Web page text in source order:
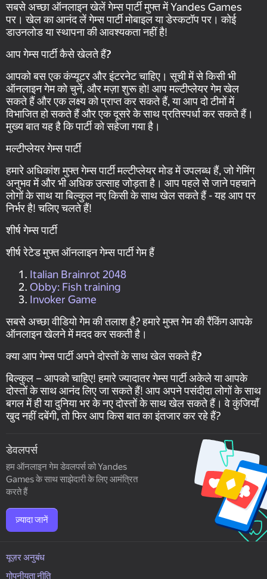
सबसे अच्छा ऑनलाइन खेलें गेम्स पार्टी मुफ्त में Yandes Games
पर। खेल का आनंद लें गेम्स पार्टी मोबाइल या डेस्कटॉप पर। कोई
डाउनलोड या स्थापना की आवश्यकता नहीं है!
आप गेम्स पार्टी कैसे खेलते हैं?
आपको बस एक कंप्यूटर और इंटरनेट चाहिए। सूची में से किसी भी
ऑनलाइन गेम को चुनें, और मज़ा शुरू हो! आप मल्टीप्लेयर गेम खेल
सकते हैं और एक लक्ष्य को प्राप्त कर सकते हैं, या आप दो टीमों में
विभाजित हो सकते हैं और एक दूसरे के साथ प्रतिस्पर्धा कर सकते हैं।
मुख्य बात यह है कि पार्टी को सहेजा गया है।
मल्टीप्लेयर गेम्स पार्टी
हमारे अधिकांश मुफ्त गेम्स पार्टी मल्टीप्लेयर मोड में उपलब्ध हैं, जो गेमिंग
अनुभव में और भी अधिक उत्साह जोड़ता है। आप पहले से जाने पहचाने
लोगों के साथ या बिल्कुल नए किसी के साथ खेल सकते हैं - यह आप पर
निर्भर है! चलिए चलते हैं!
शीर्ष गेम्स पार्टी
शीर्ष रेटेड मुफ्त ऑनलाइन गेम्स पार्टी गेम हैं
Italian Brainrot 2048
Obby: Fish training
Invoker Game
सबसे अच्छा वीडियो गेम की तलाश है? हमारे मुफ्त गेम की रैंकिंग आपके
ऑनलाइन खेलने में मदद कर सकती है।
क्या आप गेम्स पार्टी अपने दोस्तों के साथ खेल सकते हैं?
बिल्कुल – आपको चाहिए! हमारे ज्यादातर गेम्स पार्टी अकेले या आपके
दोस्तों के साथ आनंद लिए जा सकते हैं! आप अपने पसंदीदा लोगों के साथ
बगल में ही या दुनिया भर के नए दोस्तों के साथ खेल सकते हैं। वे कुंजियाँ
खुद नहीं दबेंगी, तो फिर आप किस बात का इंतजार कर रहे हैं?
डेवलपर्स
हम ऑनलाइन गेम डेवलपर्स को Yandes
Games के साथ साझेदारी के लिए आमंत्रित
करते हैं
ज़्यादा जानें
यूज़र अनुबंध
गोपनीयता नीति